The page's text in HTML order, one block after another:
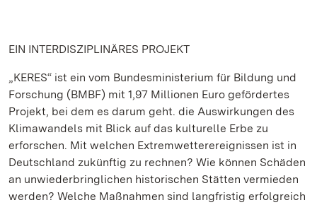
EIN INTERDISZIPLINÄRES PROJEKT
„KERES“ ist ein vom Bundesministerium für Bildung und
Forschung (BMBF) mit 1,97 Millionen Euro gefördertes
Projekt, bei dem es darum geht. die Auswirkungen des
Klimawandels mit Blick auf das kulturelle Erbe zu
erforschen. Mit welchen Extremwetterereignissen ist in
Deutschland zukünftig zu rechnen? Wie können Schäden
an unwiederbringlichen historischen Stätten vermieden
werden? Welche Maßnahmen sind langfristig erfolgreich